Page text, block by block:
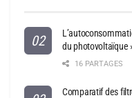
du photovoltaïque
16 PARTAGES
Comparatif des